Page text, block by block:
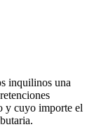
inquilinos una
y cuyo importe el